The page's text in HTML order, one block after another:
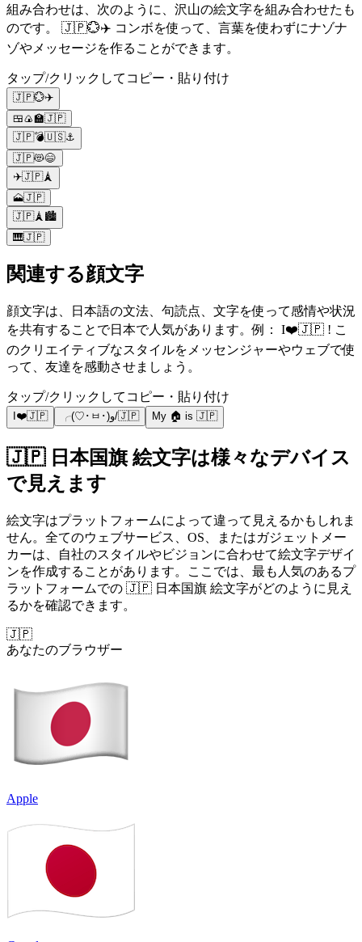
組み合わせは、次のように、沢山の絵文字を組み合わせたも
のです。 🇯🇵💮✈️ コンボを使って、言葉を使わずにナゾナ
ゾやメッセージを作ることができます。
タップ/クリックしてコピー・貼り付け
🇯🇵💮✈️
🍱🍙🏫🇯🇵
🇯🇵💣🇺🇸⚓
🇯🇵😻😄
✈️🇯🇵🗼
🗻🇯🇵
🇯🇵🗼🏙
🎹🇯🇵
関連する顔文字
顔文字は、日本語の文法、句読点、文字を使って感情や状況
を共有することで日本で人気があります。例： I❤️🇯🇵 ! こ
のクリエイティブなスタイルをメッセンジャーやウェブで使
って、友達を感動させましょう。
タップ/クリックしてコピー・貼り付け
I❤️🇯🇵 ╭(♡･ㅂ･)و/🇯🇵 My 🏠 is 🇯🇵
🇯🇵 日本国旗 絵文字は様々なデバイス
で見えます
絵文字はプラットフォームによって違って見えるかもしれま
せん。全てのウェブサービス、OS、またはガジェットメー
カーは、自社のスタイルやビジョンに合わせて絵文字デザイ
ンを作成することがあります。ここでは、最も人気のあるプ
ラットフォームでの 🇯🇵 日本国旗 絵文字がどのように見え
るかを確認できます。
🇯🇵
あなたのブラウザー
Apple